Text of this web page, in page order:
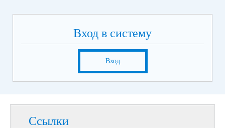
Вход в систему
Вход
Ссылки